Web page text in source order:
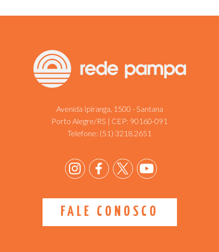
Avenida Ipiranga, 1500 - Santana
Porto Alegre/RS | CEP: 90160-091
Telefone: (51) 3218.2651
FALE CONOSCO